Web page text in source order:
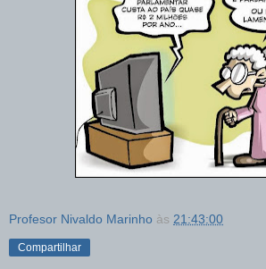
Profesor Nivaldo Marinho às 21:43:00
Compartilhar